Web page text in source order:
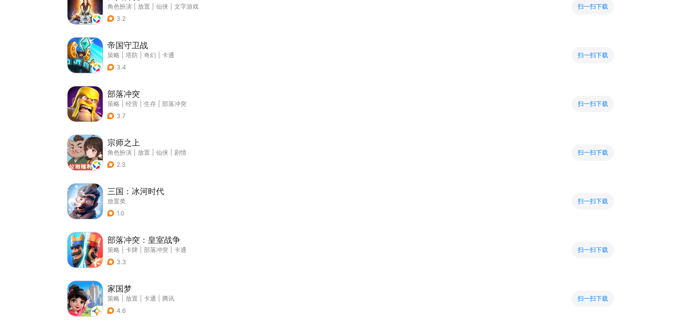
角色扮演 放置 仙侠
文字游戏
3.2
扫一扫下载
帝国守卫战
策略 塔防 奇幻
卡通
3.4
扫一扫下载
部落冲突
策略 经营 生存
部落冲突
3.7
扫一扫下载
宗师之上
角色扮演 放置 仙侠
剧情
2.3
扫一扫下载
三国：冰河时代
放置类
1.0
扫一扫下载
部落冲突：皇室战争
策略 卡牌 部落冲突
卡通
3.3
扫一扫下载
家国梦
策略 放置 卡通
腾讯
4.6
扫一扫下载